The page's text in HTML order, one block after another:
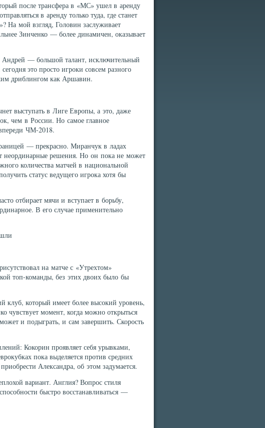
после трансфера в «МС» ушел в аренду
в аренду только туда, где станет
На мой взгляд, Головин заслуживает
Зинченко — более динамичен, оказывает
— большой талант, исключительный
это просто игроки совсем разного
дриблингом как Аршавин.
выступать в Лиге Европы, а это, даже
чем в России. Но самое главное
ЧМ-2018.
— прекрасно. Миранчук в ладах
неординарные решения. Но он пока не может
количества матчей в национальной
статус ведущего игрока хотя бы
отбирает мячи и вступает в борьбу,
В его случае применительно
на матче с «Утрехтом»
топ-команды, без этих двоих было бы
клуб, который имеет более высокий уровень,
чувствует момент, когда можно открыться
и подыграть, и сам завершить. Скорость
Кокорин проявляет себя урывками,
пока выделяется против средних
Александра, об этом задумается.
вариант. Англия? Вопрос стиля
быстро восстанавливаться —